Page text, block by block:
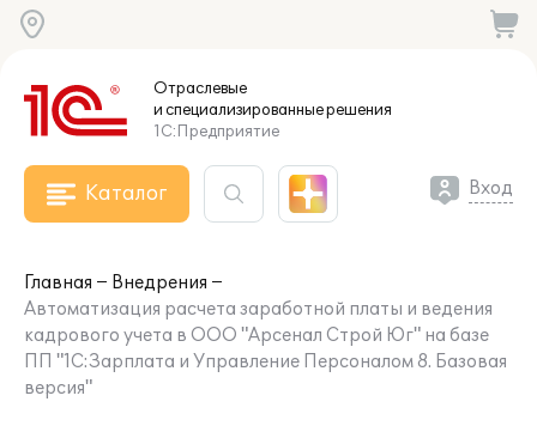
Отраслевые
и специализированныерешения
1С:Предприятие
Каталог Вход
Главная
Внедрения
Автоматизация расчета заработной платы и ведения
кадрового учета в ООО "Арсенал Строй Юг" на базе
ПП "1С:Зарплата и Управление Персоналом 8. Базовая
версия"